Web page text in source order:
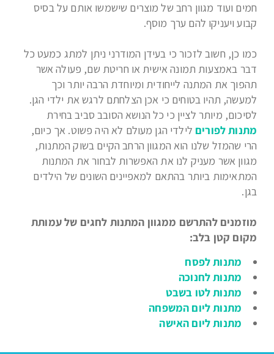
חמים ועוד מגוון רחב של מוצרים שישמשו אותם על בסיס
קבוע ויעניקו להם ערך מוסף.
כמו כן, חשוב לזכור כי בעידן המודרני ניתן למתג כמעט כל
דבר באמצעות תמונה אישית או חריטת שם, פעולה אשר
תהפוך את המתנה לייחודית ומיוחדת הרבה יותר וכך
למעשה, תהיו בטוחים כי אכן הצלחתם לרגש את ילדי הגן.
לסיכום, מיותר לציין כי כל הנושא הסובב סביב בחירת
מתנות לפורים לילדי הגן מעולם לא היה פשוט. אך כיום,
הרי שהמזל שלנו הוא המגוון הרחב הקיים בשוק המתנות,
מגוון אשר מעניק לנו את האפשרות לבחור את המתנות
המתאימות ביותר בהתאם למאפיינים השונים של הילדים
בגן.
מוזמנים להתרשם ממגוון המתנות לחגים של עמותת
מקום קטן בלב:
מתנות לפסח
מתנות לחנוכה
מתנות לטו בשבט
מתנות ליום המשפחה
מתנות ליום האישה